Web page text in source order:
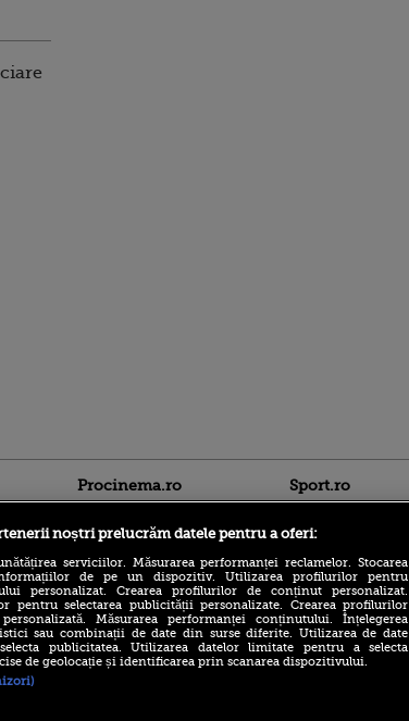
Procinema.ro
Nikolaj Coster-Waldau din
Urzeala Tronurilor și
Sport.ro
Darius Olaru,
Union Saint
noștri prelucrăm datele pentru a oferi:
serviciilor. Măsurarea performanței reclamelor. Stocarea
de pe un dispozitiv. Utilizarea profilurilor pentru
personalizat. Crearea profilurilor de conținut personalizat.
pentru selectarea publicității personalizate. Crearea profilurilor
Măsurarea performanței conținutului. Înțelegerea
sau combinații de date din surse diferite. Utilizarea de date
publicitatea. Utilizarea datelor limitate pentru a selecta
de geolocație și identificarea prin scanarea dispozitivului.